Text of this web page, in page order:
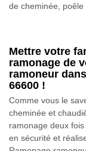
de cheminée,
Mettre votre
ramonage de
ramoneur
66600 !
Comme vous le
cheminée et
ramonage deux
en sécurité et